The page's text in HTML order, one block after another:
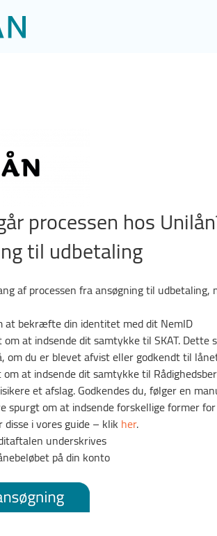
processen hos
til udbetaling
af processen fra ansøgning til
at bekræfte din identitet med dit NemID
at indsende dit samtykke til SKAT. Dette
om du er blevet afvist eller godkendt til
at indsende dit samtykke til
et afslag. Godkendes du, følger en
spurgt om at indsende forskellige former
i vores guide – klik her.
underskrives
på din konto